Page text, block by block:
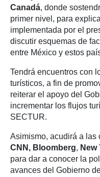
Canadá, donde
primer nivel, para
implementada por el
discutir esquemas de
entre México y estos
Tendrá encuentros con
turísticos, a fin de
reiterar el apoyo del
incrementar los flujos
SECTUR.
Asimismo, acudirá a las
CNN, Bloomberg, New
para dar a conocer la
avances del Gobierno